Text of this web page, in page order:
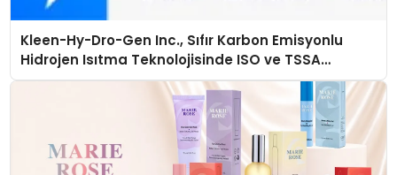
Kleen-Hy-Dro-Gen Inc., Sıfır Karbon Emisyonlu
Hidrojen Isıtma Teknolojisinde ISO ve TSSA
Düzenleyici Onaylarını Aldı